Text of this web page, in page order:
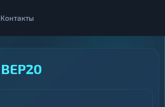
Контакты